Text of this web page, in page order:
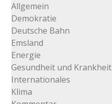
Allgemein
Demokratie
Deutsche Bahn
Emsland
Energie
Gesundheit und Krankheit
Internationales
Klima